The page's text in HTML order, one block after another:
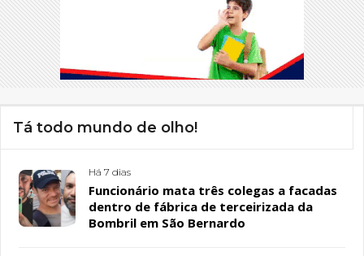
Tá todo mundo de olho!
Há 7 dias
Funcionário mata três colegas a facadas
dentro de fábrica de terceirizada da
Bombril em São Bernardo